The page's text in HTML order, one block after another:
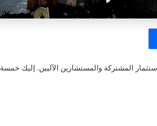
المشتركة والمستشارين الآليين. إليك خمسة